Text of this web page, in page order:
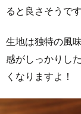
ると良さそうです
生地は独特の風
感がしっかりし
くなりますよ！